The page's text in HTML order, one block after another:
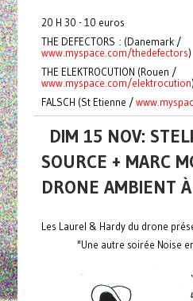
20 H 30 - 10 euros
THE DEFECTORS : (Danemark /
www.myspace.com/thedefectors)
THE ELEKTROCUTION (Rouen /
www.myspace.com/elektrocution)
FALSCH (St Etienne /
DIM 15 NOV:
SOURCE + MARC
DRONE AMBIENT
Les Laurel & Hardy du drone
"Une autre soirée Noise